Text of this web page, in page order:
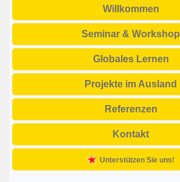
Willkommen
Seminar & Workshop
Globales Lernen
Projekte im Ausland
Referenzen
Kontakt
Unterstützen Sie uns!